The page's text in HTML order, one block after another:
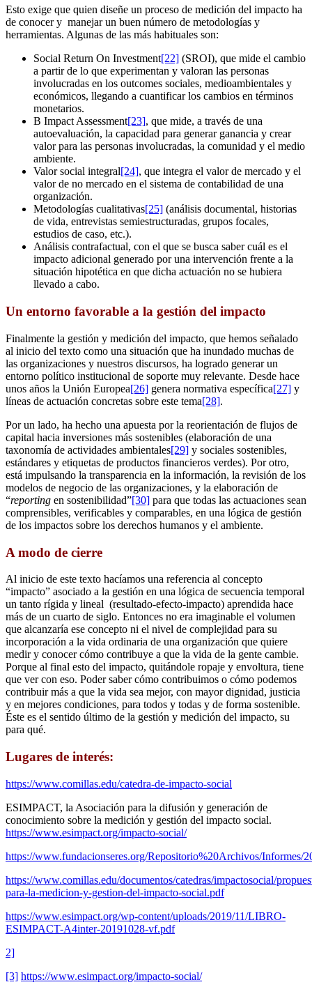
Esto exige que quien diseñe un proceso de medición del impacto ha
de conocer y manejar un buen número de metodologías y
herramientas. Algunas de las más habituales son:
Social Return On Investment[22] (SROI), que mide el cambio
a partir de lo que experimentan y valoran las personas
involucradas en los outcomes sociales, medioambientales y
económicos, llegando a cuantificar los cambios en términos
monetarios.
B Impact Assessment[23], que mide, a través de una
autoevaluación, la capacidad para generar ganancia y crear
valor para las personas involucradas, la comunidad y el medio
ambiente.
Valor social integral[24], que integra el valor de mercado y el
valor de no mercado en el sistema de contabilidad de una
organización.
Metodologías cualitativas[25] (análisis documental, historias
de vida, entrevistas semiestructuradas, grupos focales,
estudios de caso, etc.).
Análisis contrafactual, con el que se busca saber cuál es el
impacto adicional generado por una intervención frente a la
situación hipotética en que dicha actuación no se hubiera
llevado a cabo.
Un entorno favorable a la gestión del impacto
Finalmente la gestión y medición del impacto, que hemos señalado
al inicio del texto como una situación que ha inundado muchas de
las organizaciones y nuestros discursos, ha logrado generar un
entorno político institucional de soporte muy relevante. Desde hace
unos años la Unión Europea[26] genera normativa específica[27] y
líneas de actuación concretas sobre este tema[28].
Por un lado, ha hecho una apuesta por la reorientación de flujos de
capital hacia inversiones más sostenibles (elaboración de una
taxonomía de actividades ambientales[29] y sociales sostenibles,
estándares y etiquetas de productos financieros verdes). Por otro,
está impulsando la transparencia en la información, la revisión de los
modelos de negocio de las organizaciones, y la elaboración de
“reporting en sostenibilidad”[30] para que todas las actuaciones sean
comprensibles, verificables y comparables, en una lógica de gestión
de los impactos sobre los derechos humanos y el ambiente.
A modo de cierre
Al inicio de este texto hacíamos una referencia al concepto
“impacto” asociado a la gestión en una lógica de secuencia temporal
un tanto rígida y lineal (resultado-efecto-impacto) aprendida hace
más de un cuarto de siglo. Entonces no era imaginable el volumen
que alcanzaría ese concepto ni el nivel de complejidad para su
incorporación a la vida ordinaria de una organización que quiere
medir y conocer cómo contribuye a que la vida de la gente cambie.
Porque al final esto del impacto, quitándole ropaje y envoltura, tiene
que ver con eso. Poder saber cómo contribuimos o cómo podemos
contribuir más a que la vida sea mejor, con mayor dignidad, justicia
y en mejores condiciones, para todos y todas y de forma sostenible.
Éste es el sentido último de la gestión y medición del impacto, su
para qué.
Lugares de interés:
https://www.comillas.edu/catedra-de-impacto-social
ESIMPACT, la Asociación para la difusión y generación de
conocimiento sobre la medición y gestión del impacto social.
https://www.esimpact.org/impacto-social/
https://www.fundacionseres.org/Repositorio%20Archivos/Informes/
https://www.comillas.edu/documentos/catedras/impactosocial/
para-la-medicion-y-gestion-del-impacto-social.pdf
https://www.esimpact.org/wp-content/uploads/2019/11/LIBRO-
ESIMPACT-A4inter-20191028-vf.pdf
2]
[3] https://www.esimpact.org/impacto-social/